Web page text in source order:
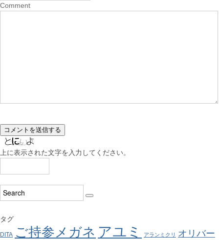
Comment
上に表示された文字を入力してください。
タグ
DITA ご持参メガネ アユミ アランミクリ
オリバー